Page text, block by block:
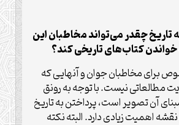
تاریخ چقدر می‌تواند مخاطبان این
خواندن کتاب‌های تاریخی کند؟
برای مخاطبان جوان و آنهایی که
مطالعاتی نیست. با توجه به رونق
آن تصویر است، پرداختن به تاریخ
اهمیت زیادی دارد. البته نکته